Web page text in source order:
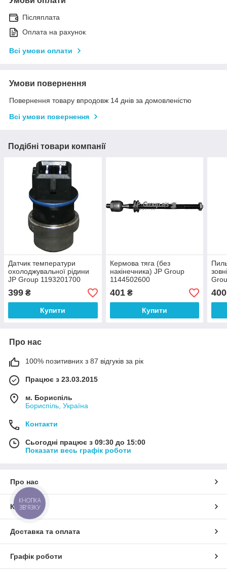
Післяплата
Оплата на рахунок
Всі умови оплати
Умови повернення
Повернення товару впродовж 14 днів за домовленістю
Всі умови повернення
Подібні товари компанії
Датчик температури
охолоджувальної рідини
JP Group 1193201700
399 ₴
Купити
Кермова тяга (без
накінечника) JP Group
1144502600
401₴
Купити
400
Про нас
100% позитивних з 87 відгуків за рік
Працює з 23.03.2015
м. Бориспіль
Бориспіль, Україна
Контакти
Сьогодні працює з 09:30 до 15:00
Показати весь графік роботи
Про нас
Контакти
Доставка та оплата
Графік роботи
КНОПКА
ЗВ'ЯЗКУ